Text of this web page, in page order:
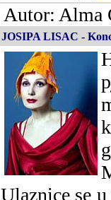
Autor: Alma
JOSIPA LISAC -
Ulaznice se